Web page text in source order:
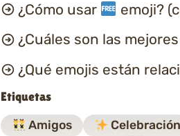
¿Cómo usar
emoji?
¿Cuáles son las
¿Qué emojis están
Etiquetas
Amigos Celebración